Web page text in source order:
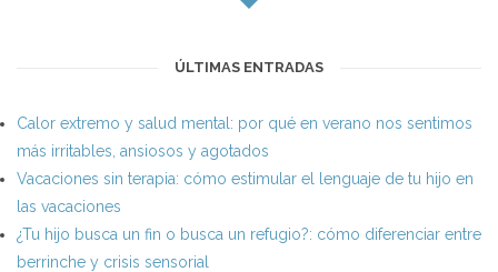
ÚLTIMAS ENTRADAS
Calor extremo y salud mental: por qué en verano nos sentimos
más irritables, ansiosos y agotados
Vacaciones sin terapia: cómo estimular el lenguaje de tu hijo en
las vacaciones
¿Tu hijo busca un fin o busca un refugio?: cómo diferenciar entre
berrinche y crisis sensorial